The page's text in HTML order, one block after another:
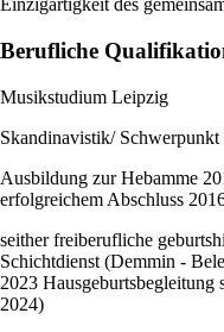
Einzigartigkeit des
Berufliche
Musikstudium Leipzig
Skandinavistik/
Ausbildung zur Hebamme
erfolgreichem Abschluss
seither freiberufliche
Schichtdienst (Demmin -
2023
2024)